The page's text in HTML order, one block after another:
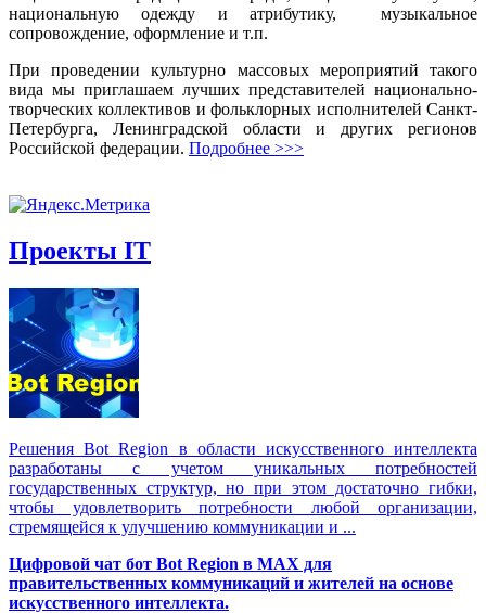
национальную одежду и атрибутику, музыкальное
сопровождение, оформление и т.п.
При проведении культурно массовых мероприятий такого
вида мы приглашаем лучших представителей национально-
творческих коллективов и фольклорных исполнителей Санкт-
Петербурга, Ленинградской области и других регионов
Российской федерации. Подробнее >>>
Проекты IT
Решения Вot Region в области искусственного интеллекта
разработаны с учетом уникальных потребностей
государственных структур, но при этом достаточно гибки,
чтобы удовлетворить потребности любой организации,
стремящейся к улучшению коммуникации и ...
Цифровой чат бот Вot Region в MAX для
правительственных коммуникаций и жителей на основе
искусственного интеллекта.